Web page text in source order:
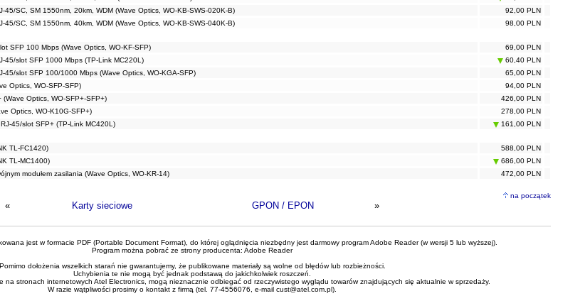
SC, SM 1550nm, 20km, WDM (Wave Optics, WO-KB-SWS-020K-B)
92,00 PLN
SC, SM 1550nm, 40km, WDM (Wave Optics, WO-KB-SWS-040K-B)
98,00 PLN
SFP 100 Mbps (Wave Optics, WO-KF-SFP)
69,00 PLN
45/slot SFP 1000 Mbps (TP-Link MC220L)
60,40 PLN
45/slot SFP 100/1000 Mbps (Wave Optics, WO-KGA-SFP)
65,00 PLN
Optics, WO-SFP-SFP)
94,00 PLN
Optics, WO-SFP+-SFP+)
426,00 PLN
Optics, WO-K10G-SFP+)
278,00 PLN
45/slot SFP+ (TP-Link MC420L)
161,00 PLN
TL-FC1420)
588,00 PLN
TL-MC1400)
686,00 PLN
modułem zasilania (Wave Optics, WO-KR-14) 472,00 PLN
na początek
« Karty sieciowe GPON / EPON »
jest w formacie PDF (Portable Document Format), do której oglądnięcia niezbędny jest darmowy program Adobe Reader (w wersji 5 lub wyższej).
Program można pobrać ze strony producenta: Adobe Reader
Pomimo dołożenia wszelkich starań nie gwarantujemy, że publikowane materiały są wolne od błędów lub rozbieżności.
Uchybienia te nie mogą być jednak podstawą do jakichkolwiek roszczeń.
na stronach internetowych Atel Electronics, mogą nieznacznie odbiegać od rzeczywistego wyglądu towarów znajdujących się aktualnie w sprzedaży.
W razie wątpliwości prosimy o kontakt z firmą (tel. 77-4556076, e-mail cust@atel.com.pl).